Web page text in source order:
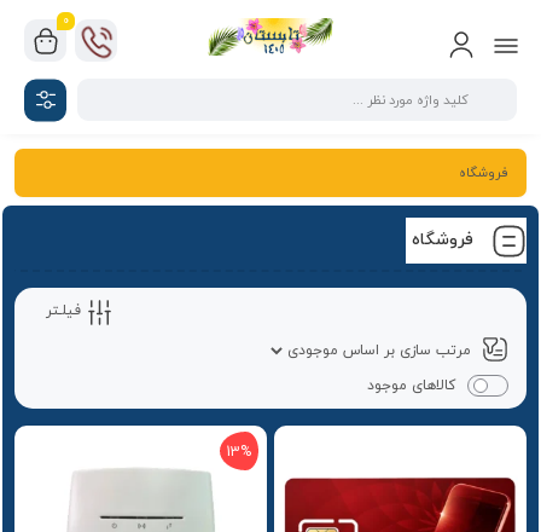
0
فروشگاه
فروشگاه
فیلـتر
کالاهای موجود
13%